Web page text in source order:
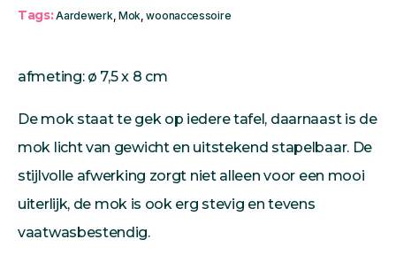
Tags:Aardewerk, Mok,woonaccessoire
afmeting: ø 7,5 x 8 cm
De mok staat te gek op iedere tafel, daarnaast is de
mok licht van gewicht en uitstekend stapelbaar. De
stijlvolle afwerking zorgt niet alleen voor een mooi
uiterlijk, de mok is ook erg stevig en tevens
vaatwasbestendig.